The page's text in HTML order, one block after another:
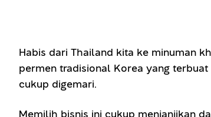
Habis dari Thailand kita ke minuman
permen tradisional Korea yang
cukup digemari.
Memilih bisnis ini cukup menjanjikan